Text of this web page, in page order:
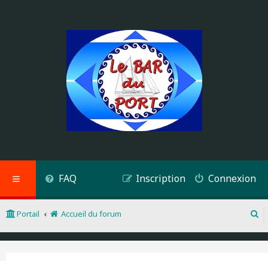
FAQ Connexion
Inscription
Portail
Accueil du forum
e